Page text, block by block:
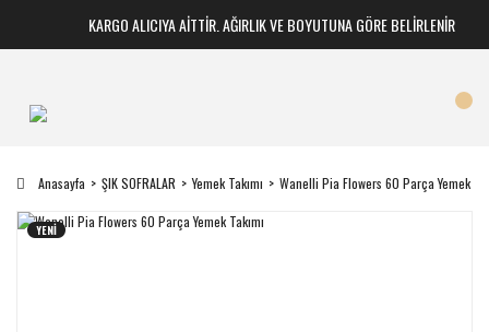
KARGO ALICIYA AİTTİR. AĞIRLIK VE BOYUTUNA GÖRE BELİRLENİR
Anasayfa ŞIK SOFRALAR Yemek Takımı Wanelli Pia Flowers 60 Parça Yemek
YENİ